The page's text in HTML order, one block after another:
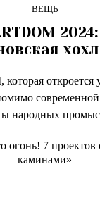
ВЕЩЬ
2024:
откроется
народных